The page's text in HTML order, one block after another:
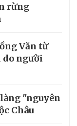
rừng
Văn từ
do người
"nguyên
Châu